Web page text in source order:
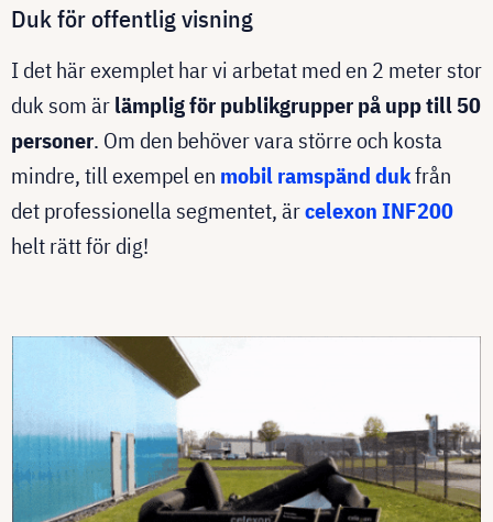
Duk för offentlig visning
I det här exemplet har vi arbetat med en 2 meter stor
duk som ärlämplig för publikgrupper på upp till 50
personer. Om den behöver vara större och kosta
mindre, till exempel en mobil ramspänd dukfrån
det professionella segmentet, ärcelexon INF200
helt rätt för dig!